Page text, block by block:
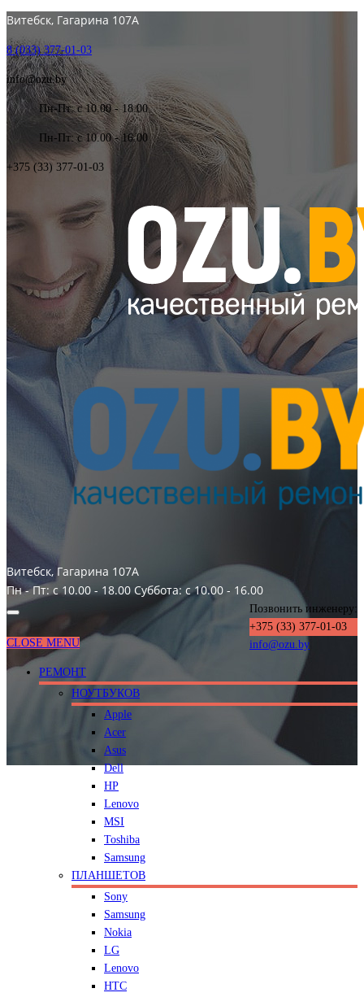
Витебск, Гагарина 107А
8 (033) 377-01-03
info@ozu.by
Пн-Пт: с 10.00 - 18.00
Пн-Пт: с 10.00 - 16.00
+375 (33) 377-01-03
Витебск, Гагарина 107А
Пн - Пт: с 10.00 - 18.00 Суббота: с 10.00 - 16.00
Позвонить инженеру:
+375 (33) 377-01-03
info@ozu.by
CLOSE MENU
РЕМОНТ
НОУТБУКОВ
Apple
Acer
Asus
Dell
HP
Lenovo
MSI
Toshiba
Samsung
ПЛАНШЕТОВ
Sony
Samsung
Nokia
LG
Lenovo
HTC